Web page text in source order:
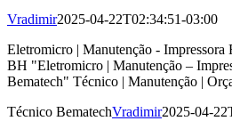
Vradimir2025-04-22T02:34:51-03:00
Eletromicro | Manutenção - Impressora
BH "Eletromicro | Manutenção –
Bematech" Técnico | Manutenção |
Técnico BematechVradimir2025-04-